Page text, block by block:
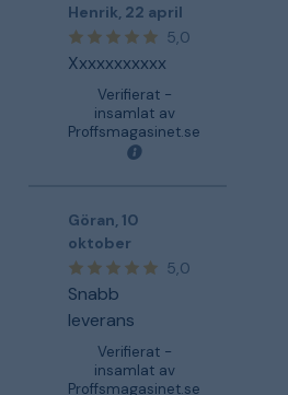
Henrik 22 april
5,0
Xxxxxxxxxxx
Verifierat -
insamlat av
Proffsmagasinet.se
Göran 10
oktober
5,0
Snabb
leverans
Verifierat -
insamlat av
Proffsmagasinet.se